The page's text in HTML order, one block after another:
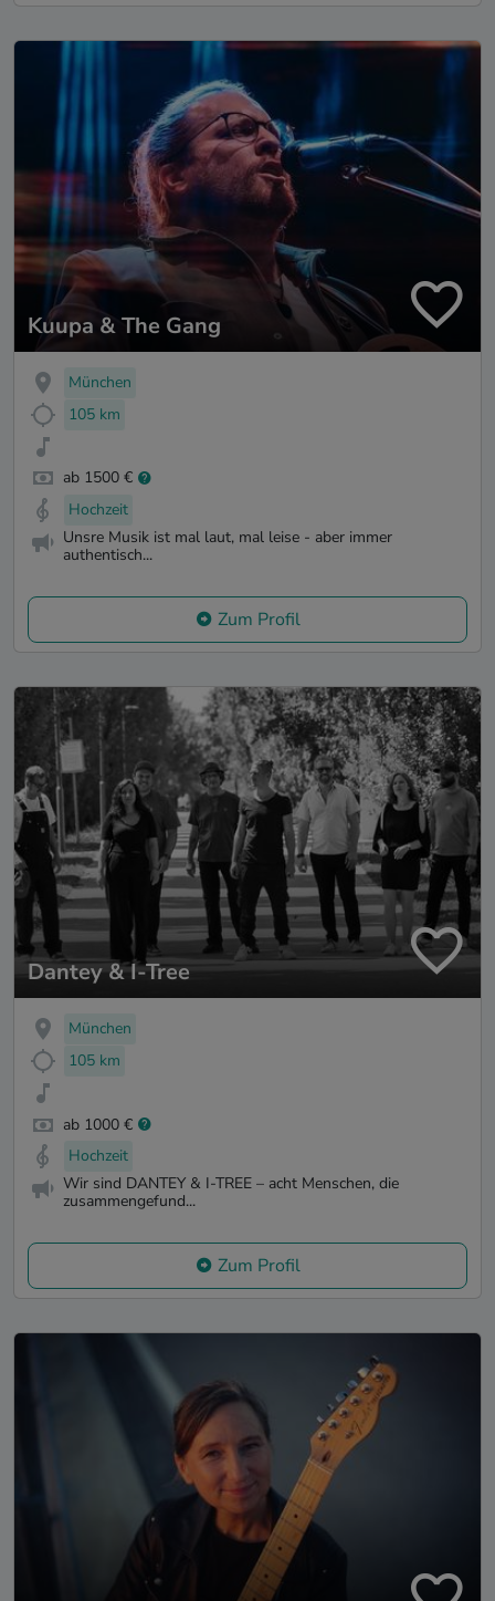
Kuupa & The Gang
München
105 km
ab 1500 €
Hochzeit
Unsre Musik ist mal laut, mal leise - aber immer
authentisch...
Zum Profil
Dantey & I-Tree
München
105 km
ab 1000 €
Hochzeit
Wir sind DANTEY & I-TREE – acht Menschen, die
zusammengefund...
Zum Profil